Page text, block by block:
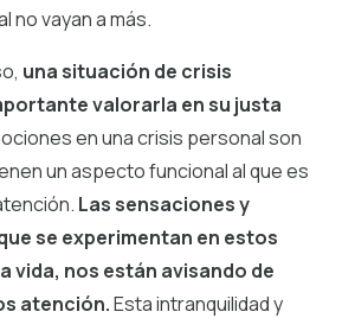
no vayan a más.
una situación de crisis
valorarla en su justa
en una crisis personal son
un aspecto funcional al que es
Las sensaciones y
se experimentan en estos
vida, nos están avisando de
atención.Esta intranquilidad y